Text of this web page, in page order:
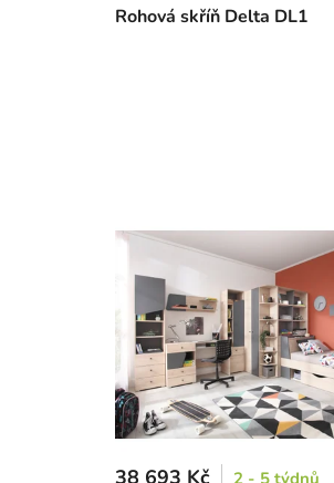
Rohová skříň Delta DL1
38 693 Kč 2 - 5 týdnů